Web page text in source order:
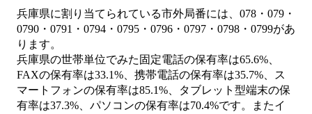
兵庫県に割り当てられている市外局番には、078・079・
0790・0791・0794・0795・0796・0797・0798・0799があ
ります。
兵庫県の世帯単位でみた固定電話の保有率は65.6%、
FAXの保有率は33.1%、携帯電話の保有率は35.7%、ス
マートフォンの保有率は85.1%、タブレット型端末の保
有率は37.3%、パソコンの保有率は70.4%です。またイ